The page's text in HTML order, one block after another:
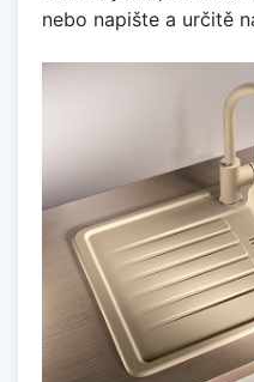
nebo napište a určitě